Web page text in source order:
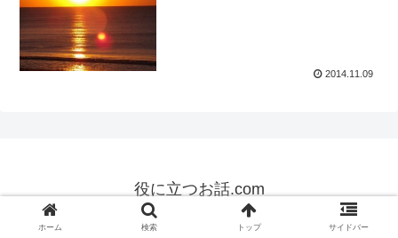
2014.11.09
役に立つお話.com
© 2014 役に立つお話.com.
ホーム 検索 トップ サイドバー